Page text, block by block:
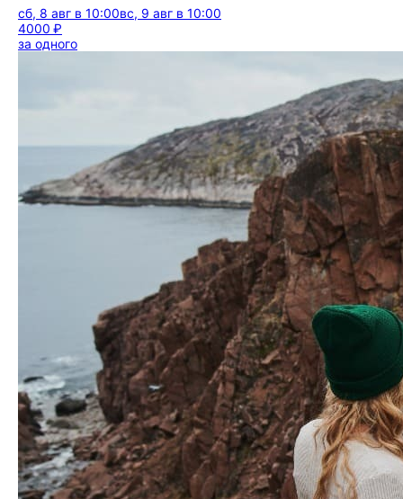
сб, 8 авг в 10:00вс, 9 авг в 10:00
4000 ₽
за одного